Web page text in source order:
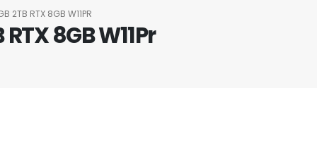
2TB RTX 8GB W11PR
8GB W11Pr